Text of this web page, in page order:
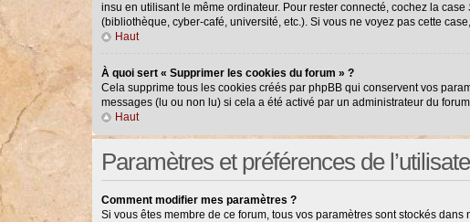
insu en utilisant le même ordinateur. Pour rester connecté, cochez la case
(bibliothèque, cyber-café, université, etc.). Si vous ne voyez pas cette
Haut
À quoi sert « Supprimer les cookies du forum » ?
Cela supprime tous les cookies créés par phpBB qui conservent vos
messages (lu ou non lu) si cela a été activé par un administrateur du
Haut
Paramètres et préférences de
Comment modifier mes paramètres ?
Si vous êtes membre de ce forum, tous vos paramètres sont stockés